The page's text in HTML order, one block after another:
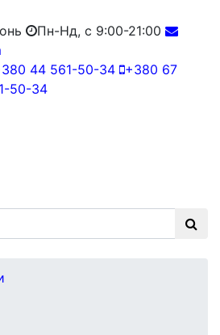
Пн-Нд, с 9:00-21:00
44 561-50-34
+380 67
50-34